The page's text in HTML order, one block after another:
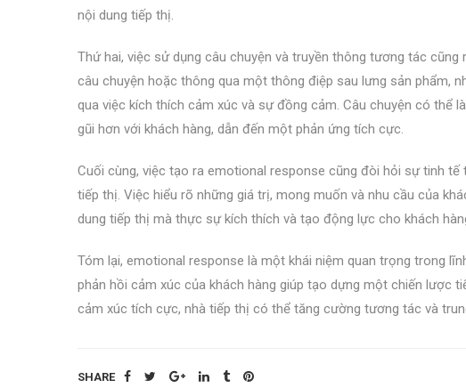
nội dung tiếp thị.
Thứ hai, việc sử dụng câu chuyện và truyền thông tương tác
câu chuyện hoặc thông qua một thông điệp sau lưng sản phẩm,
qua việc kích thích cảm xúc và sự đồng cảm. Câu chuyện có thể
gũi hơn với khách hàng, dẫn đến một phản ứng tích cực.
Cuối cùng, việc tạo ra emotional response cũng đòi hỏi sự tinh
tiếp thị. Việc hiểu rõ những giá trị, mong muốn và nhu cầu của
dung tiếp thị mà thực sự kích thích và tạo động lực cho khách
Tóm lại, emotional response là một khái niệm quan trọng trong
phản hồi cảm xúc của khách hàng giúp tạo dựng một chiến lược
cảm xúc tích cực, nhà tiếp thị có thể tăng cường tương tác và
SHARE